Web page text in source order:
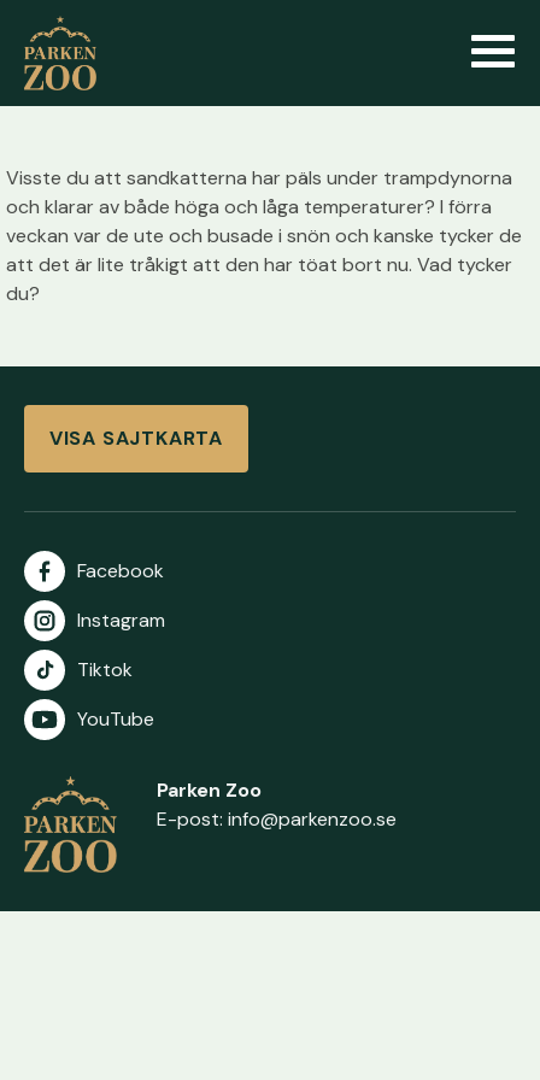
Visste du att sandkatterna har päls under trampdynorna
och klarar av både höga och låga temperaturer? I förra
veckan var de ute och busade i snön och kanske tycker de
att det är lite tråkigt att den har töat bort nu. Vad tycker
du?
VISA SAJTKARTA
Facebook
Instagram
Tiktok
YouTube
Parken Zoo
E-post: info@parkenzoo.se